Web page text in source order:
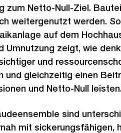
zum Netto-Null-Ziel.
weitergenutzt werden.
auf dem
Umnutzung zeigt, wie
und
und gleichzeitig einen
und Netto-Null
sind
mit sickerungsfähigen,